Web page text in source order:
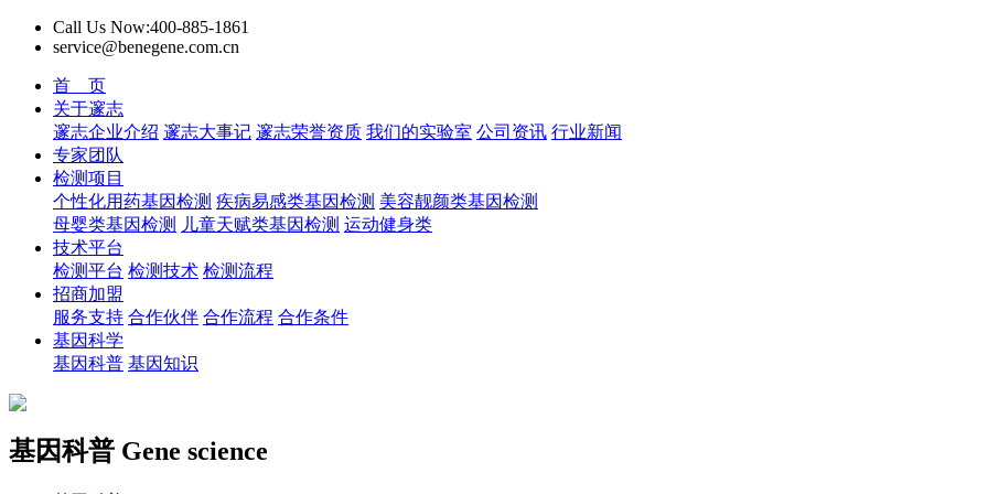
Call Us Now:400-885-1861
service@benegene.com.cn
首 页
关于邃志
邃志企业介绍 邃志大事记 邃志荣誉资质 我们的实验室 公司资讯 行业新闻
专家团队
检测项目
个性化用药基因检测 疾病易感类基因检测 美容靓颜类基因检测
母婴类基因检测
儿童天赋类基因检测 运动健身类
技术平台
检测平台 检测技术 检测流程
招商加盟
服务支持 合作伙伴 合作流程 合作条件
基因科学
基因科普 基因知识
基因科普 Gene science